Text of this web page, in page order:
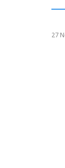
27